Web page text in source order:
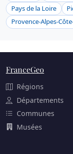
Pays de la Loire
Provence-Alpes-
FranceGeo
Régions
Départements
Communes
Musées